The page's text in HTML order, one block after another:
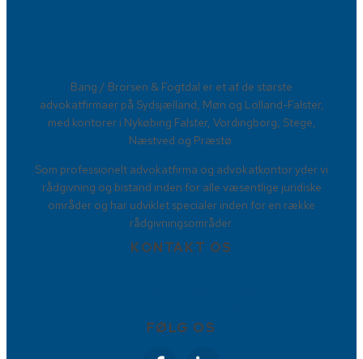
​Bang / Brorsen & Fogtdal er et af de største
advokatfirmaer på Sydsjælland, Møn og Lolland-Falster,
med kontorer i Nykøbing Falster, Vordingborg, Stege,
Næstved og Præstø.
Som professionelt advokatfirma og advokatkontor yder vi
rådgivning og bistand inden for alle væsentlige juridiske
områder og har udviklet specialer inden for en række
rådgivningsområder.
KONTAKT OS
FØLG OS